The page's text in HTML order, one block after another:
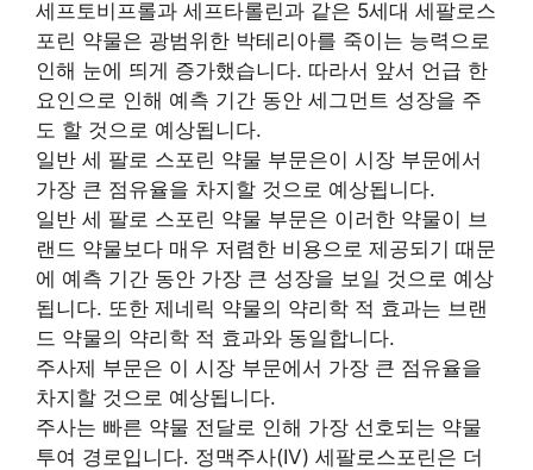
세프토비프롤과 세프타롤린과 같은 5세대 세팔로스
포린 약물은 광범위한 박테리아를 죽이는 능력으로
인해 눈에 띄게 증가했습니다. 따라서 앞서 언급 한
요인으로 인해 예측 기간 동안 세그먼트 성장을 주
도 할 것으로 예상됩니다.
일반 세 팔로 스포린 약물 부문은이 시장 부문에서
가장 큰 점유율을 차지할 것으로 예상됩니다.
일반 세 팔로 스포린 약물 부문은 이러한 약물이 브
랜드 약물보다 매우 저렴한 비용으로 제공되기 때문
에 예측 기간 동안 가장 큰 성장을 보일 것으로 예상
됩니다. 또한 제네릭 약물의 약리학 적 효과는 브랜
드 약물의 약리학 적 효과와 동일합니다.
주사제 부문은 이 시장 부문에서 가장 큰 점유율을
차지할 것으로 예상됩니다.
주사는 빠른 약물 전달로 인해 가장 선호되는 약물
투여 경로입니다. 정맥주사(IV) 세팔로스포린은 더